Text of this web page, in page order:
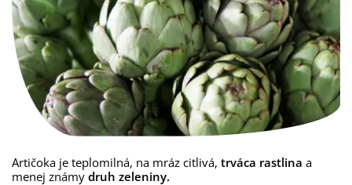
Artičoka je teplomilná, na mráz citlivá, trváca rastlina a
menej známy druh zeleniny.